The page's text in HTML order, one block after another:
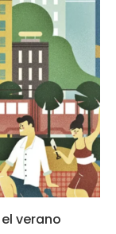
verano